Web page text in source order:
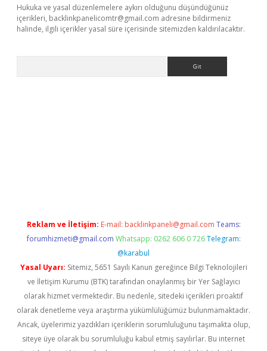
Hukuka ve yasal düzenlemelere aykırı olduğunu düşündüğünüz
içerikleri, backlinkpanelicomtr@gmail.com adresine bildirmeniz
halinde, ilgili içerikler yasal süre içerisinde sitemizden kaldırılacaktır.
Reklam ve İletişim: E-mail: backlinkpaneli@gmail.com Teams:
forumhizmeti@gmail.com Whatsapp: 0262 606 0 726 Telegram:
@karabul
Yasal Uyarı: Sitemiz, 5651 Sayılı Kanun gereğince Bilgi Teknolojileri
ve İletişim Kurumu (BTK) tarafından onaylanmış bir Yer Sağlayıcı
olarak hizmet vermektedir. Bu nedenle, sitedeki içerikleri proaktif
olarak denetleme veya araştırma yükümlülüğümüz bulunmamaktadır.
Ancak, üyelerimiz yazdıkları içeriklerin sorumluluğunu taşımakta olup,
siteye üye olarak bu sorumluluğu kabul etmiş sayılırlar. Bu internet